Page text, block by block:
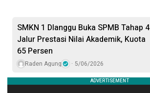
SMKN 1 Dlanggu Buka SPMB Tahap 4
Jalur Prestasi Nilai Akademik, Kuota
65 Persen
Raden Agung 5/06/2026